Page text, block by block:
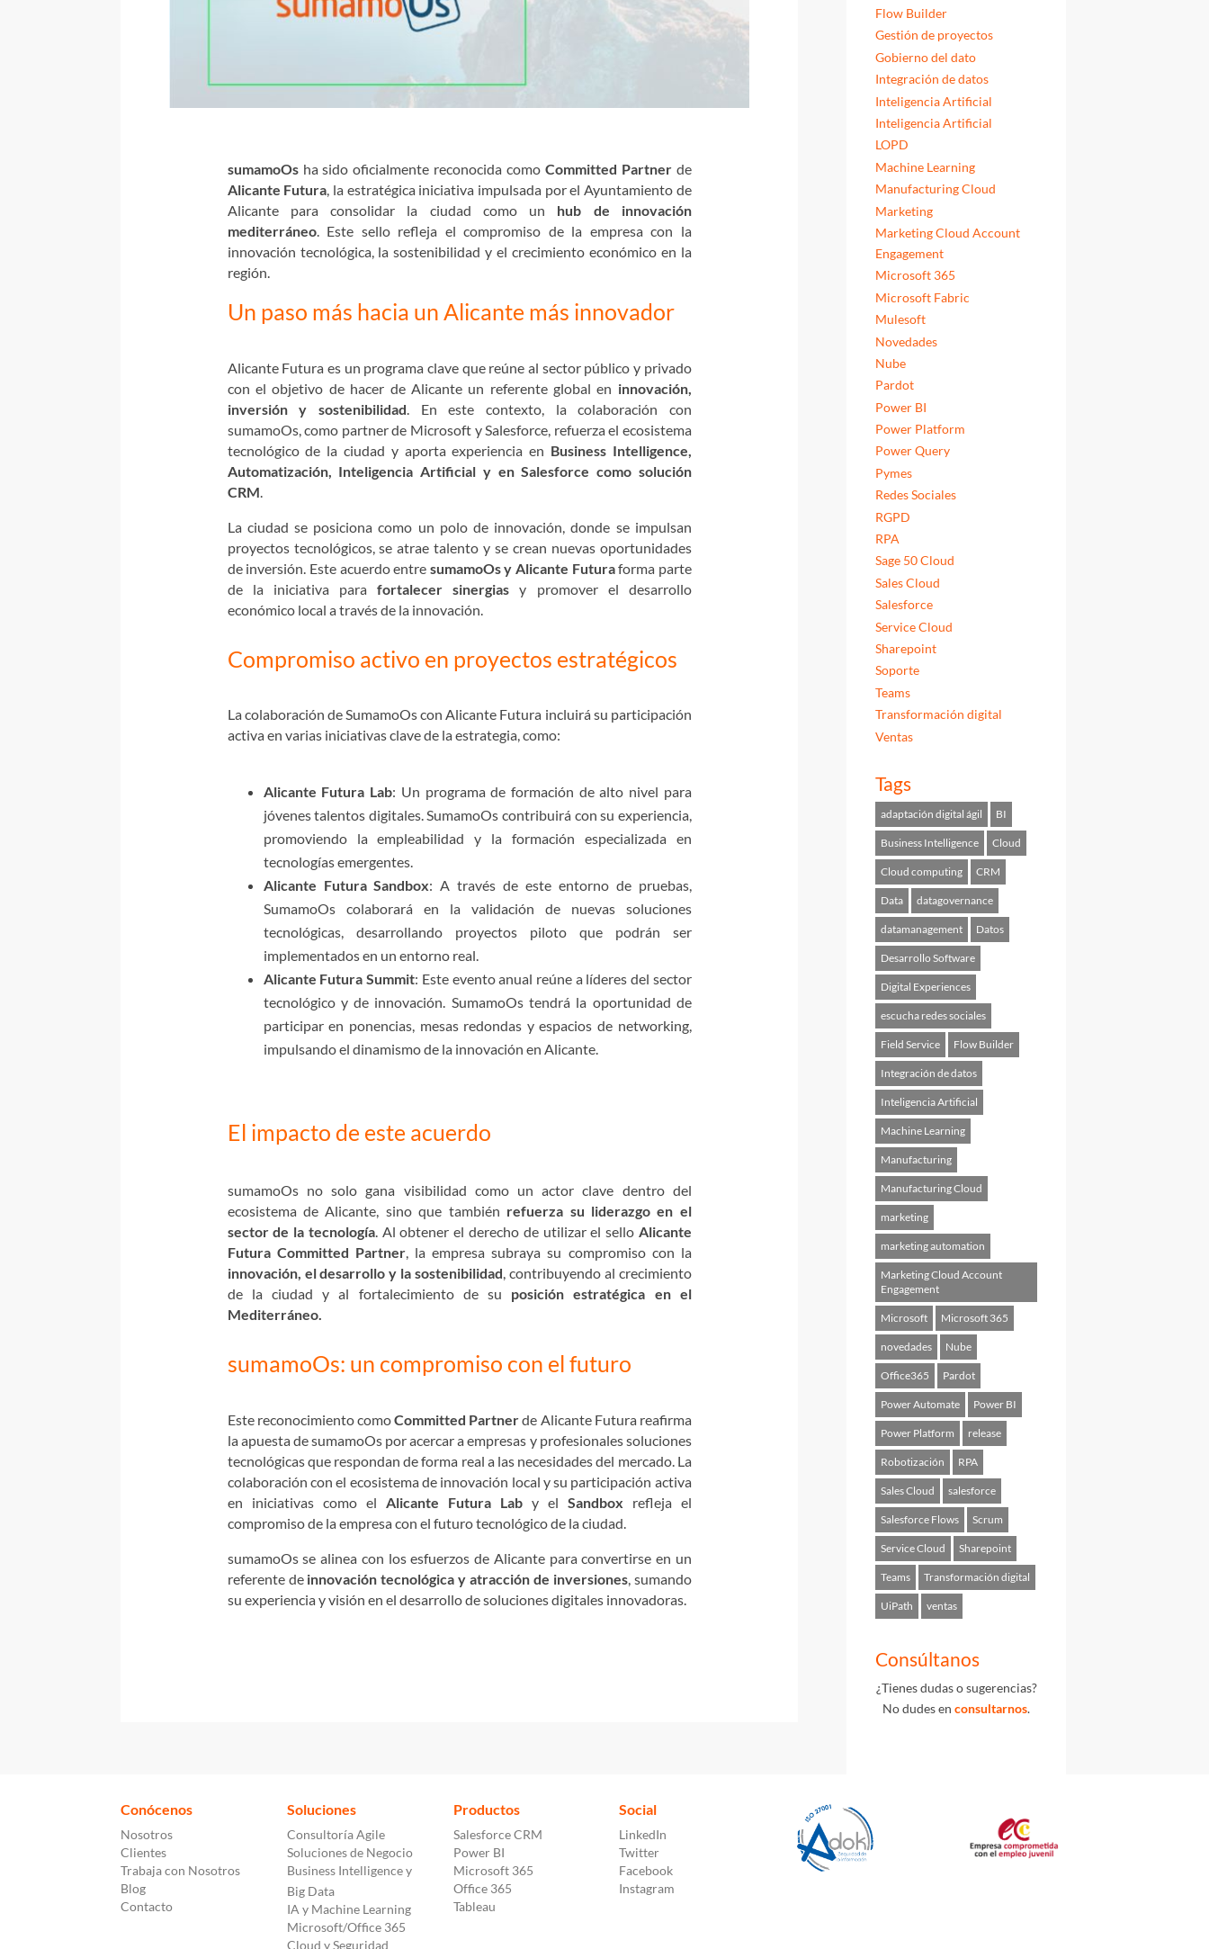
sumamoOs ha sido oficialmente reconocida como Committed Partnerde
Alicante Futura, la estratégica iniciativa impulsada por el Ayuntamiento de
Alicante para consolidar la ciudad como un hub de innovación
mediterráneo. Este sello refleja el compromiso de la empresa con la
innovación tecnológica, la sostenibilidad y el crecimiento económico en la
región.
Un paso más hacia un Alicante más innovador
Alicante Futura es un programa clave que reúne al sector público y privado
con el objetivo de hacer de Alicante un referente global en innovación,
inversión y sostenibilidad . En este contexto, la colaboración con
sumamoOs, como partner de Microsoft y Salesforce, refuerza el ecosistema
tecnológico de la ciudad y aporta experiencia en Business Intelligence,
Automatización, Inteligencia Artificial y en Salesforce como solución
CRM
La ciudad se posiciona como un polo de innovación, donde se impulsan
proyectos tecnológicos, se atrae talento y se crean nuevas oportunidades
de inversión. Este acuerdo entre sumamoOs y Alicante Futuraforma parte
de la iniciativa parafortalecer sinergias y promover el desarrollo
económico local a través de la innovación.
Compromiso activo en proyectos estratégicos
La colaboración de SumamoOs con Alicante Futura incluirá su participación
activa en varias iniciativas clave de la estrategia, como:
Alicante Futura Lab: Un programa de formación de alto nivel para
jóvenes talentos digitales. SumamoOs contribuirá con su experiencia,
promoviendo la empleabilidad y la formación especializada en
tecnologías emergentes.
Alicante Futura Sandbox: A través de este entorno de pruebas,
SumamoOs colaborará en la validación de nuevas soluciones
tecnológicas, desarrollando proyectos piloto que podrán ser
implementados en un entorno real.
Alicante Futura Summit: Este evento anual reúne a líderes del sector
tecnológico y de innovación. SumamoOs tendrá la oportunidad de
participar en ponencias, mesas redondas y espacios de networking,
impulsando el dinamismo de la innovación en Alicante.
El impacto de este acuerdo
sumamoOs no solo gana visibilidad como un actor clave dentro del
ecosistema de Alicante, sino que también refuerza su liderazgo en el
sector de la tecnología. Al obtener el derecho de utilizar el sello Alicante
Futura Committed Partner, la empresa subraya su compromiso con la
innovación, el desarrollo y la sostenibilidad, contribuyendo al crecimiento
de la ciudad y al fortalecimiento de su posición estratégica en el
Mediterráneo.
sumamoOs: un compromiso con el futuro
Este reconocimiento comoCommitted Partnerde Alicante Futura reafirma
la apuesta de sumamoOs por acercar a empresas y profesionales soluciones
tecnológicas que respondan de forma real a las necesidades del mercado. La
colaboración con el ecosistema de innovación local y su participación activa
en iniciativas como el Alicante Futura Laby el Sandbox refleja el
compromiso de la empresa con el futuro tecnológico de la ciudad.
sumamoOs se alinea con los esfuerzos de Alicante para convertirse en un
referente de innovación tecnológica y atracción de inversiones, sumando
su experiencia y visión en el desarrollo de soluciones digitales innovadoras.
Flow Builder
Gestión de proyectos
Gobierno del dato
Integración de datos
Inteligencia Artificial
Inteligencia Artificial
LOPD
Machine Learning
Manufacturing Cloud
Marketing
Marketing Cloud Account
Engagement
Microsoft 365
Microsoft Fabric
Mulesoft
Novedades
Nube
Pardot
Power BI
Power Platform
Power Query
Pymes
Redes Sociales
RGPD
RPA
Sage 50 Cloud
Sales Cloud
Salesforce
Service Cloud
Sharepoint
Soporte
Teams
Transformación digital
Ventas
Tags
adaptación digital ágil BI
Business Intelligence Cloud
Cloud computing CRM
Data datagovernance
datamanagement Datos
Desarrollo Software
Digital Experiences
escucha redes sociales
Field Service Flow Builder
Integración de datos
Inteligencia Artificial
Machine Learning
Manufacturing
Manufacturing Cloud
marketing
marketing automation
Marketing Cloud Account
Engagement
Microsoft Microsoft 365
novedades Nube
Office365 Pardot
Power Automate Power BI
Power Platform release
Robotización RPA
Sales Cloud salesforce
Salesforce Flows Scrum
Service Cloud Sharepoint
Teams Transformación digital
UiPath ventas
Consúltanos
¿Tienes dudas o sugerencias?
No dudes enconsultarnos.
Conócenos
Nosotros
Clientes
Trabaja con Nosotros
Blog
Contacto
Soluciones
Consultoría Agile
Soluciones de Negocio
Business Intelligence y
Big Data
IA y Machine Learning
Microsoft/Office 365
Cloud y Seguridad
Productos
Salesforce CRM
Power BI
Microsoft 365
Office 365
Tableau
Social
LinkedIn
Twitter
Facebook
Instagram